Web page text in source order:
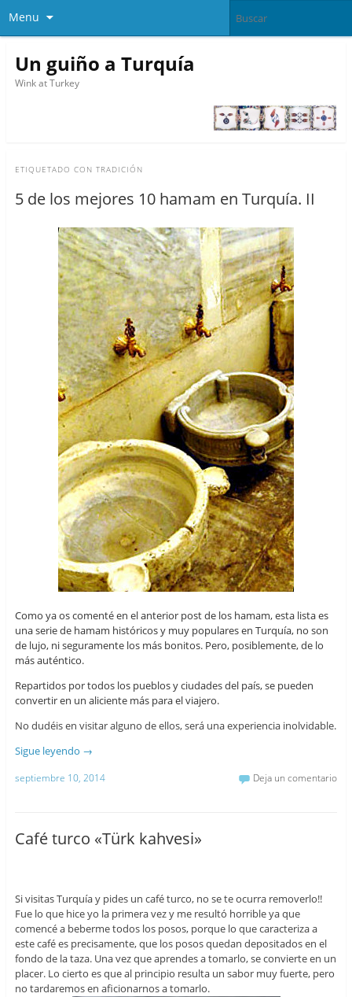
Menu
Un guiño a Turquía
Wink at Turkey
ETIQUETADO CON TRADICIÓN
5 de los mejores 10 hamam en Turquía. II
Como ya os comenté en el anterior post de los hamam, esta lista es
una serie de hamam históricos y muy populares en Turquía, no son
de lujo, ni seguramente los más bonitos. Pero, posiblemente, de lo
más auténtico.
Repartidos por todos los pueblos y ciudades del país, se pueden
convertir en un aliciente más para el viajero.
No dudéis en visitar alguno de ellos, será una experiencia inolvidable.
Sigue leyendo →
septiembre 10, 2014 Deja un comentario
Café turco «Türk kahvesi»
Si visitas Turquía y pides un café turco, no se te ocurra removerlo!!
Fue lo que hice yo la primera vez y me resultó horrible ya que
comencé a beberme todos los posos, porque lo que caracteriza a
este café es precisamente, que los posos quedan depositados en el
fondo de la taza. Una vez que aprendes a tomarlo, se convierte en un
placer. Lo cierto es que al principio resulta un sabor muy fuerte, pero
no tardaremos en aficionarnos a tomarlo.